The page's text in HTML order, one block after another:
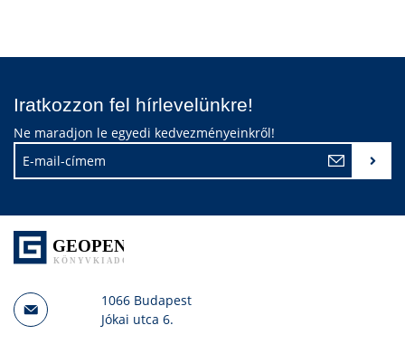
Iratkozzon fel hírlevelünkre!
Ne maradjon le egyedi kedvezményeinkről!
1066 Budapest
Jókai utca 6.